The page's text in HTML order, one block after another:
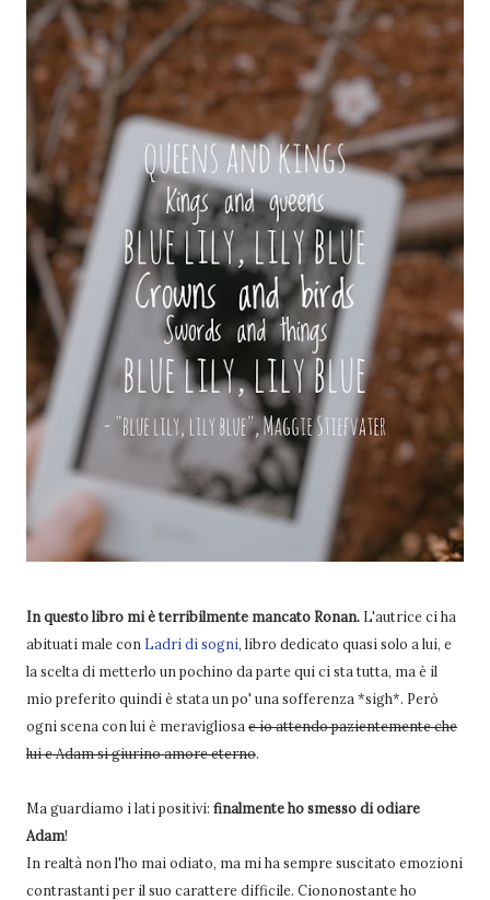
In questo libro mi è terribilmente mancato Ronan. L'autrice ci ha
abituati male con Ladri di sogni, libro dedicato quasi solo a lui, e
la scelta di metterlo un pochino da parte qui ci sta tutta, ma è il
mio preferito quindi è stata un po' una sofferenza *sigh*. Però
ogni scena con lui è meravigliosa e io attendo pazientemente che
lui e Adam si giurino amore eterno.
Ma guardiamo i lati positivi: finalmente ho smesso di odiare
Adam!
In realtà non l'ho mai odiato, ma mi ha sempre suscitato emozioni
contrastanti per il suo carattere difficile. Ciononostante ho